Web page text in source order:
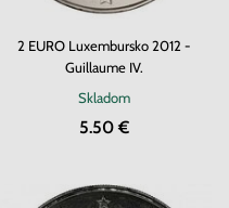
2 EURO Luxembursko 2012 -
Guillaume IV.
Skladom
5.50 €